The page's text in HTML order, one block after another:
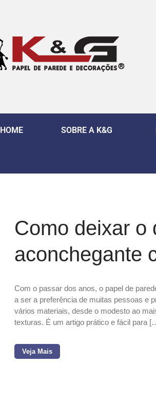
HOME SOBRE A K&G
Como deixar o
aconchegante
Com o passar dos anos, o papel de
a ser a preferência de muitas pessoas e
vários materiais, desde o modesto ao
texturas. É um artigo prático e fácil para
Veja Mais